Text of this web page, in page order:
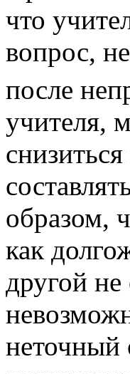
что
вопрос,
после
учителя,
образом,
как
другой
неточный